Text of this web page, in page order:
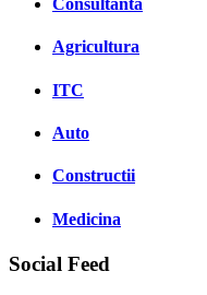
Consultanta
Agricultura
ITC
Auto
Constructii
Medicina
Social Feed